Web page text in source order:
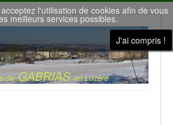
l'utilisation de cookies afin de vous
meilleurs services possibles.
J'ai compris !